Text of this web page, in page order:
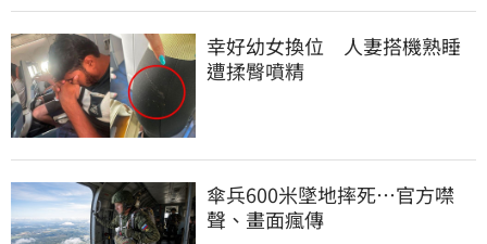
幸好幼女換位　人妻搭機熟睡
遭揉臀噴精
傘兵600米墜地摔死…官方噤
聲、畫面瘋傳